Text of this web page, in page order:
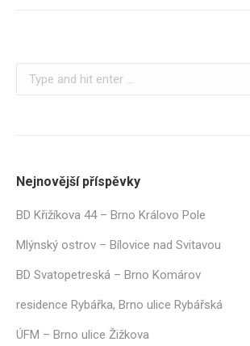
Search:
Nejnovější příspěvky
BD Křižíkova 44 – Brno Královo Pole
Mlýnský ostrov – Bílovice nad Svitavou
BD Svatopetreská – Brno Komárov
residence Rybářka, Brno ulice Rybářská
ÚFM – Brno ulice Žižkova